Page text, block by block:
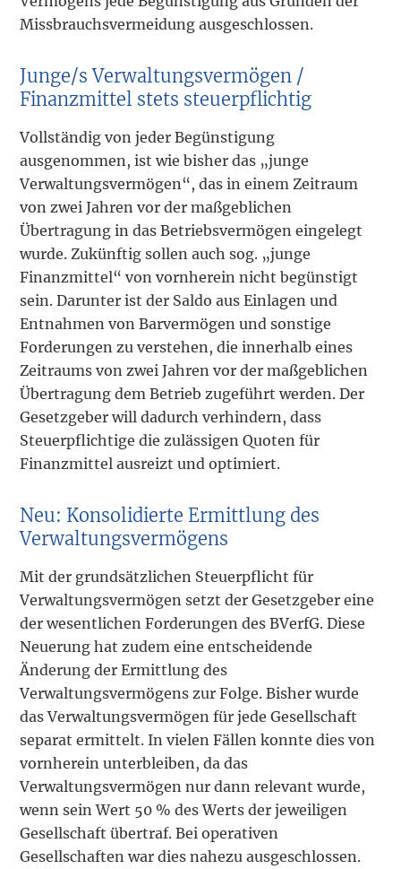
Missbrauchsvermeidung ausgeschlossen.
Junge/s Verwaltungsvermögen /
Finanzmittel stets steuerpflichtig
Vollständig von jeder Begünstigung
ausgenommen, ist wie bisher das „junge
Verwaltungsvermögen“, das in einem Zeitraum
von zwei Jahren vor der maßgeblichen
Übertragung in das Betriebsvermögen eingelegt
wurde. Zukünftig sollen auch sog. „junge
Finanzmittel“ von vornherein nicht begünstigt
sein. Darunter ist der Saldo aus Einlagen und
Entnahmen von Barvermögen und sonstige
Forderungen zu verstehen, die innerhalb eines
Zeitraums von zwei Jahren vor der maßgeblichen
Übertragung dem Betrieb zugeführt werden. Der
Gesetzgeber will dadurch verhindern, dass
Steuerpflichtige die zulässigen Quoten für
Finanzmittel ausreizt und optimiert.
Neu: Konsolidierte Ermittlung des
Verwaltungsvermögens
Mit der grundsätzlichen Steuerpflicht für
Verwaltungsvermögen setzt der Gesetzgeber eine
der wesentlichen Forderungen des BVerfG. Diese
Neuerung hat zudem eine entscheidende
Änderung der Ermittlung des
Verwaltungsvermögens zur Folge. Bisher wurde
das Verwaltungsvermögen für jede Gesellschaft
separat ermittelt. In vielen Fällen konnte dies von
vornherein unterbleiben, da das
Verwaltungsvermögen nur dann relevant wurde,
wenn sein Wert 50 % des Werts der jeweiligen
Gesellschaft übertraf. Bei operativen
Gesellschaften war dies nahezu ausgeschlossen.